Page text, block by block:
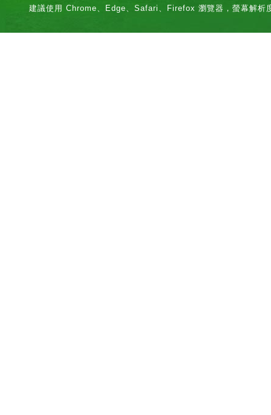
建議使用 Chrome、Edge、Safari、Firefox 瀏覽器，螢幕解